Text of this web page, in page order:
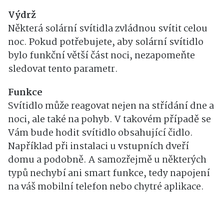
Výdrž
Některá solární svítidla zvládnou svítit celou
noc. Pokud potřebujete, aby solární svítidlo
bylo funkční větší část noci, nezapomeňte
sledovat tento parametr.
Funkce
Svítidlo může reagovat nejen na střídání dne a
noci, ale také na pohyb. V takovém případě se
Vám bude hodit svítidlo obsahující čidlo.
Například při instalaci u vstupních dveří
domu a podobně. A samozřejmě u některých
typů nechybí ani smart funkce, tedy napojení
na váš mobilní telefon nebo chytré aplikace.